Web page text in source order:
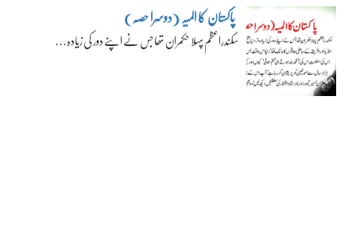
پاکستان کا المیہ (دوسرا حصہ)
سکندراعظم پہلا حکمران تھا جس نے اپنے دور کی زیادہ…